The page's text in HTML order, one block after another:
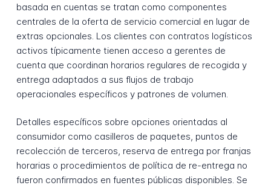
basada en cuentas se tratan como componentes
centrales de la oferta de servicio comercial en lugar de
extras opcionales. Los clientes con contratos logísticos
activos típicamente tienen acceso a gerentes de
cuenta que coordinan horarios regulares de recogida y
entrega adaptados a sus flujos de trabajo
operacionales específicos y patrones de volumen.
Detalles específicos sobre opciones orientadas al
consumidor como casilleros de paquetes, puntos de
recolección de terceros, reserva de entrega por franjas
horarias o procedimientos de política de re-entrega no
fueron confirmados en fuentes públicas disponibles. Se